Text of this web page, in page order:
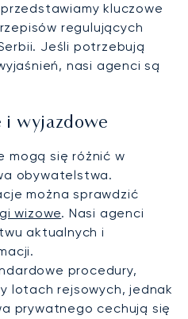
kluczowe
regulujących
Jeśli potrzebują
nasi agenci są
i wyjazdowe
mogą się różnić w
obywatelstwa.
można sprawdzić
wizowe. Nasi agenci
aktualnych i
procedury,
lotach rejsowych, jednak
prywatnego cechują się